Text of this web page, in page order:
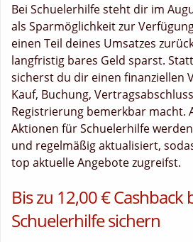
Bei Schuelerhilfe steht dir im
als Sparmöglichkeit zur
einen Teil deines Umsatzes
langfristig bares Geld sparst.
sicherst du dir einen finanziellen
Kauf, Buchung,
Registrierung bemerkbar macht.
Aktionen für Schuelerhilfe
und regelmäßig aktualisiert,
top aktuelle Angebote zugreifst.
Bis zu 12,00 € Cashback
Schuelerhilfe sichern